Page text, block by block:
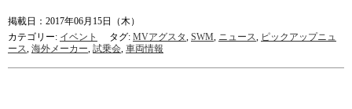
掲載日：2017年06月15日（木）
カテゴリー: イベント タグ: MVアグスタ, SWM, ニュース, ピックアップニュ
ース, 海外メーカー, 試乗会, 車両情報